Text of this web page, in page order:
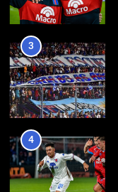
3
4